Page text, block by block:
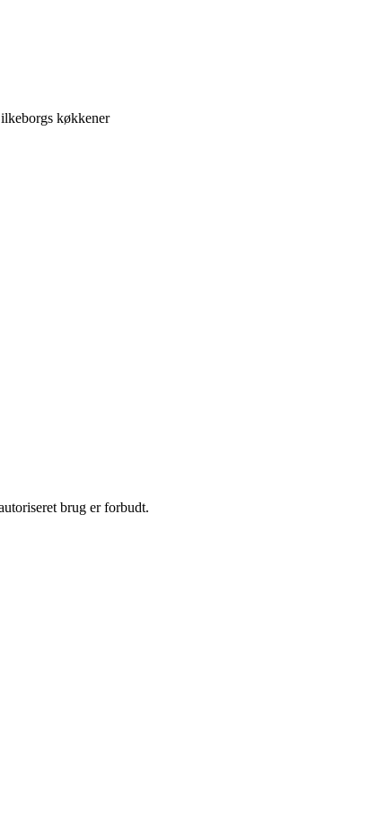
køkkener
brug er forbudt.